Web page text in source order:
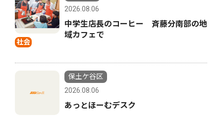
社会
2026.08.06
中学生店長のコーヒー 斉藤分南部の地
域カフェで
保土ケ谷区
2026.08.06
あっとほーむデスク